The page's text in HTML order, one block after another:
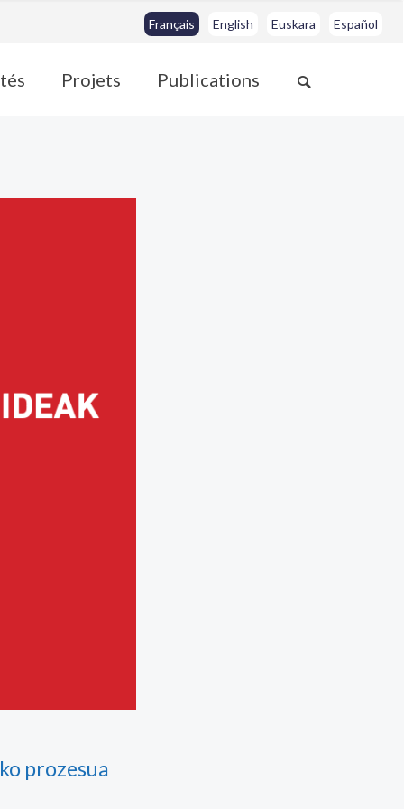
Français English Euskara Español
Projets Publications
prozesua